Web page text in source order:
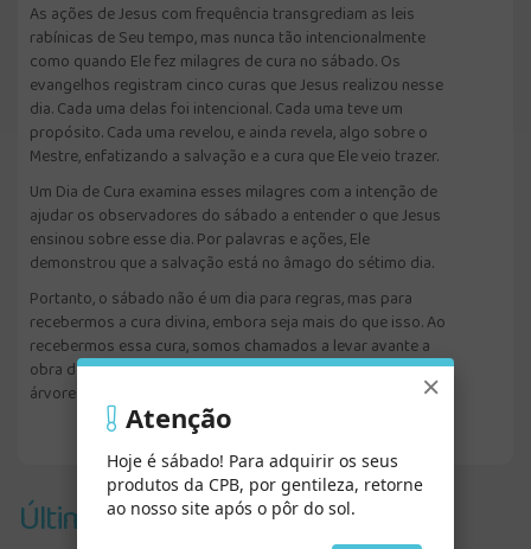
As ações de Jesus com frequência transgrediam as leis
rabínicas de Seu tempo, mas nunca tão intencionalmente
como quando Ele fez milagres de cura no sábado. Os
evangelhos registram cinco curas que Jesus realizou nesse
dia. Cada uma delas foi intencional. Cada uma teve um
propósito. Cada uma revelou, e ainda revela, algo sobre o
Mestre, enfatizando a salvação e a cura que Ele veio trazer.
Um Dia de Cura examina esses milagres com a intenção de
ajudar os observadores do sábado a entender o que Jesus
ensinou sobre esse dia. Por palavras e ações, Ele
demonstrou que a salvação está no âmago do sétimo dia.
Portanto, o sábado não é um dia para regras, mas para
recebermos a cura divina, embora seja mais do que isso. Ao
recebermos essa cura, somos chamados a levar avante a
obra de Jesus, oferecendo as folhas restauradoras da
árvore da vida a um mundo ferido e desesperado.
Últimos Vistos
×
Atenção
Hoje é sábado! Para adquirir os seus
produtos da CPB, por gentileza, retorne
ao nosso site após o pôr do sol.